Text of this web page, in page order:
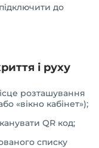
до
і руху
розташування
«вікно кабінет»);
QR код;
списку